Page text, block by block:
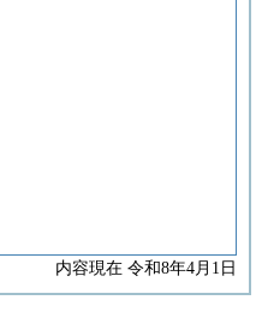
内容現在 令和8年4月1日